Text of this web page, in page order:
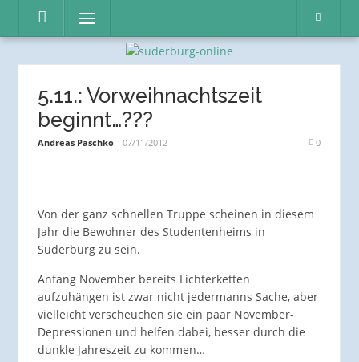
Inhalt
Menü
5.11.: Vorweihnachtszeit
beginnt…???
Andreas Paschko 07/11/2012 0
Von der ganz schnellen Truppe scheinen in diesem
Jahr die Bewohner des Studentenheims in
Suderburg zu sein.
Anfang November bereits Lichterketten
aufzuhängen ist zwar nicht jedermanns Sache, aber
vielleicht verscheuchen sie ein paar November-
Depressionen und helfen dabei, besser durch die
dunkle Jahreszeit zu kommen…